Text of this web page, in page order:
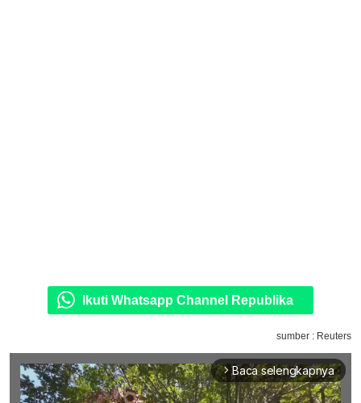
Ikuti Whatsapp Channel Republika
sumber : Reuters
arrow_forward_ios Baca selengkapnya